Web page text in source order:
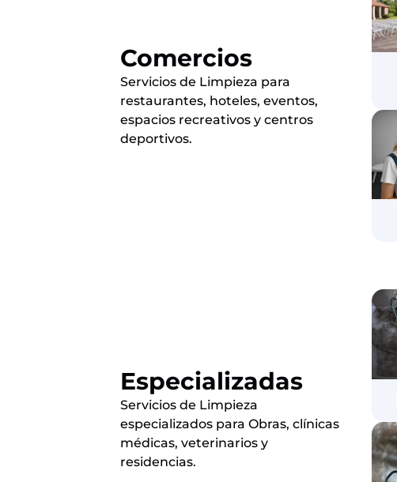
Comercios
Servicios de Limpieza para
restaurantes, hoteles, eventos,
espacios recreativos y centros
deportivos.
Especializadas
Servicios de Limpieza
especializados para Obras, clínicas
médicas, veterinarios y
residencias.